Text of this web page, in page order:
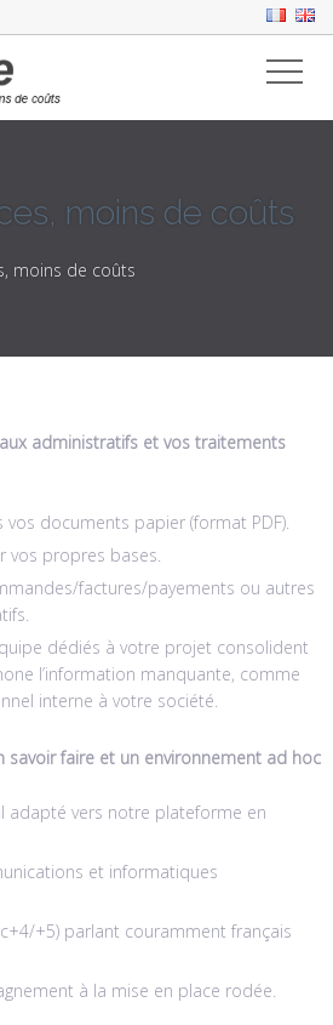
moins de coûts
moins de coûts
administratifs et vos traitements
documents papier (format PDF).
vos propres bases.
factures/payements ou autres
dédiés à votre projet consolident
l’information manquante, comme
interne à votre société.
faire et un environnement ad hoc
adapté vers notre plateforme en
et informatiques
+5) parlant couramment français
à la mise en place rodée.